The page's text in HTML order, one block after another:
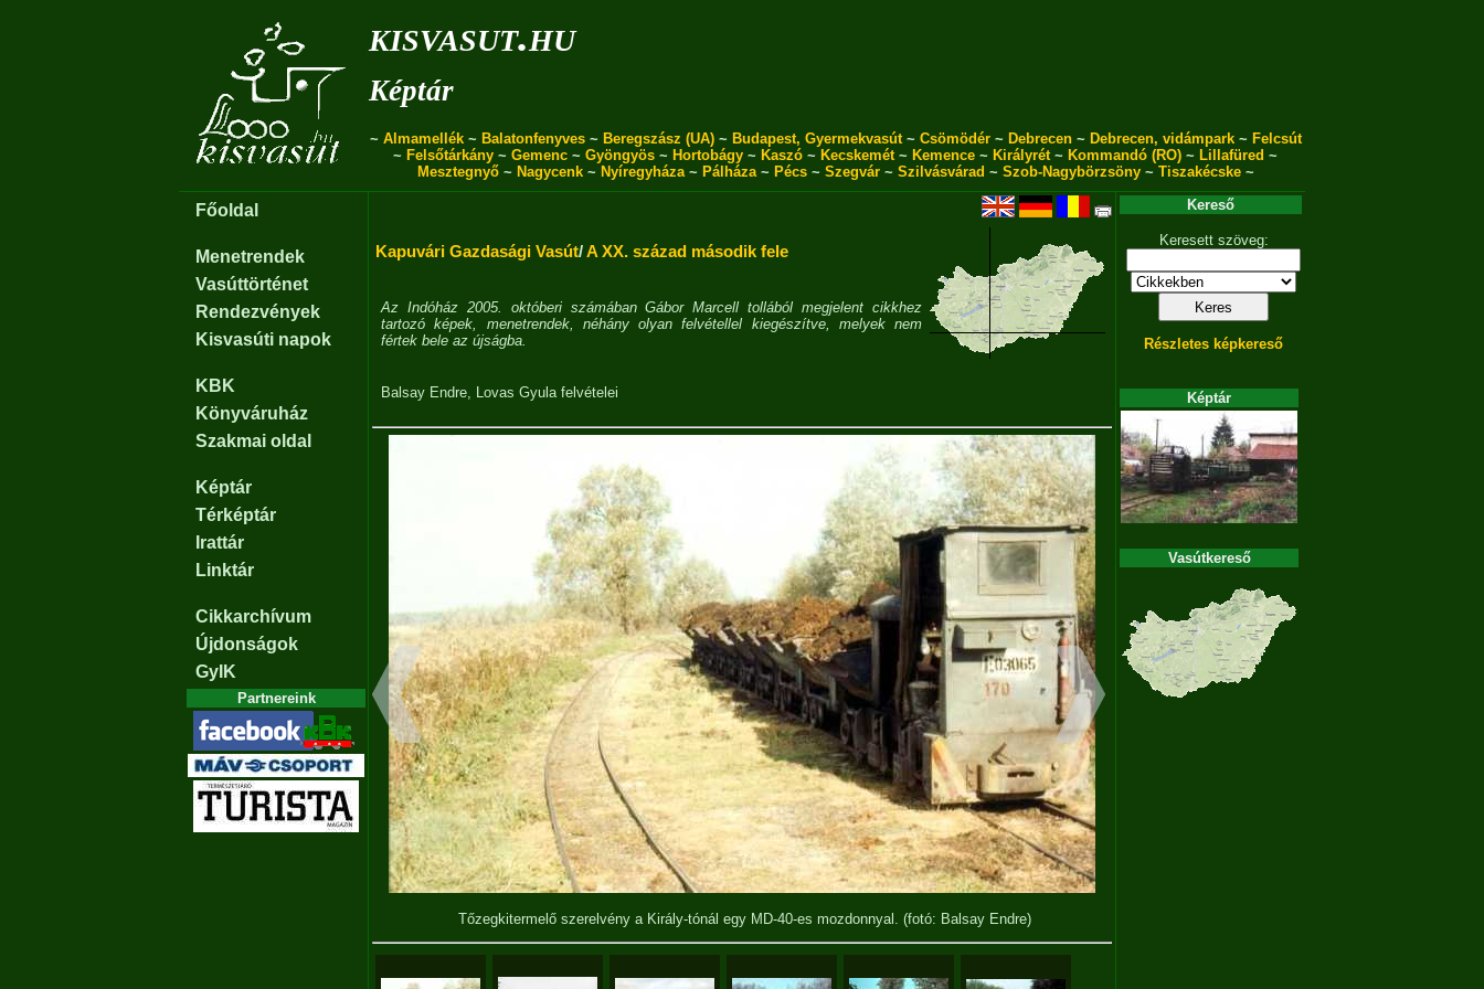
kisvasut.hu
Képtár
~ Almamellék~ Balatonfenyves~ Beregszász (UA)~ Budapest, Gyermekvasút~ Csömödér~ Debrecen~ Debrecen, vidámpark~ Felcsút
~ Felsőtárkány ~ Gemenc ~ Gyöngyös ~ Hortobágy ~ Kaszó ~ Kecskemét~ Kemence ~ Királyrét~ Kommandó (RO) ~ Lillafüred ~
Mesztegnyő~ Nagycenk~ Nyíregyháza~ Pálháza~ Pécs~ Szegvár~ Szilvásvárad ~ Szob-Nagybörzsöny~ Tiszakécske~
Főoldal
Menetrendek
Vasúttörténet
Rendezvények
Kisvasúti napok
KBK
Könyváruház
Szakmai oldal
Képtár
Térképtár
Irattár
Linktár
Cikkarchívum
Újdonságok
GyIK
Partnereink
Kapuvári Gazdasági Vasút/A XX. század második fele
Az Indóház 2005. októberi számában Gábor Marcell tollából megjelent cikkhez
tartozó képek, menetrendek, néhány olyan felvétellel kiegészítve, melyek nem
fértek bele az újságba.
Balsay Endre, Lovas Gyulafelvételei
Tőzegkitermelő szerelvény a Király-tónál egy MD-40-es mozdonnyal. (fotó: Balsay Endre)
Kereső
Keresett szöveg:
Részletes képkereső
Képtár
Vasútkereső